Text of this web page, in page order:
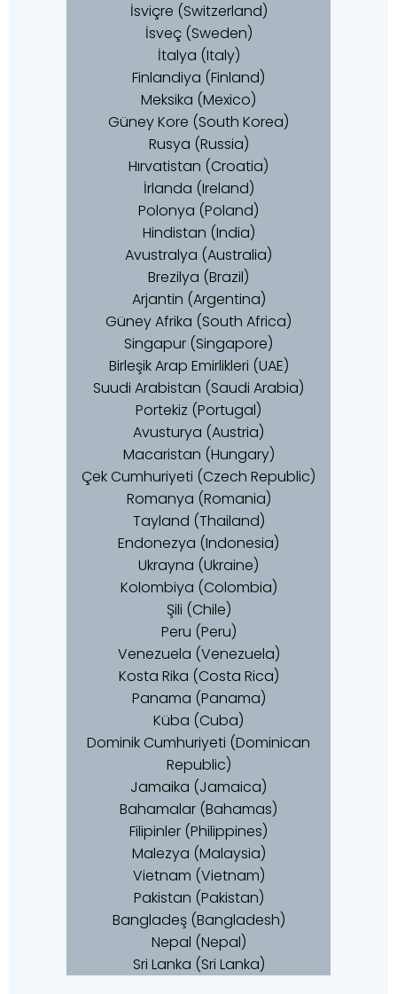
İsviçre (Switzerland)
İsveç (Sweden)
İtalya (Italy)
Finlandiya (Finland)
Meksika (Mexico)
Güney Kore (South Korea)
Rusya (Russia)
Hırvatistan (Croatia)
İrlanda (Ireland)
Polonya (Poland)
Hindistan (India)
Avustralya (Australia)
Brezilya (Brazil)
Arjantin (Argentina)
Güney Afrika (South Africa)
Singapur (Singapore)
Birleşik Arap Emirlikleri (UAE)
Suudi Arabistan (Saudi Arabia)
Portekiz (Portugal)
Avusturya (Austria)
Macaristan (Hungary)
Çek Cumhuriyeti (Czech Republic)
Romanya (Romania)
Tayland (Thailand)
Endonezya (Indonesia)
Ukrayna (Ukraine)
Kolombiya (Colombia)
Şili (Chile)
Peru (Peru)
Venezuela (Venezuela)
Kosta Rika (Costa Rica)
Panama (Panama)
Küba (Cuba)
Dominik Cumhuriyeti (Dominican
Republic)
Jamaika (Jamaica)
Bahamalar (Bahamas)
Filipinler (Philippines)
Malezya (Malaysia)
Vietnam (Vietnam)
Pakistan (Pakistan)
Bangladeş (Bangladesh)
Nepal (Nepal)
Sri Lanka (Sri Lanka)